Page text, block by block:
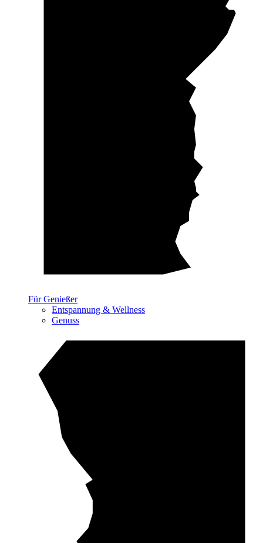
Für Genießer
Entspannung & Wellness
Genuss